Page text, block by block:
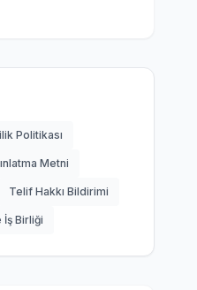
Politikası
Metni
Telif Hakkı Bildirimi
İş Birliği